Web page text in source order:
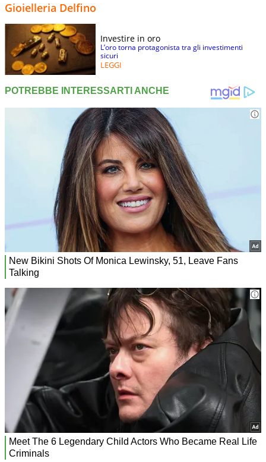
Gioielleria Delfino
Investire in oro
L’oro torna protagonista tra gli investimenti
sicuri
LEGGI